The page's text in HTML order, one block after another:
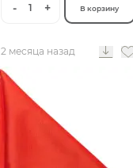
- 1 + В корзину
2 месяца назад